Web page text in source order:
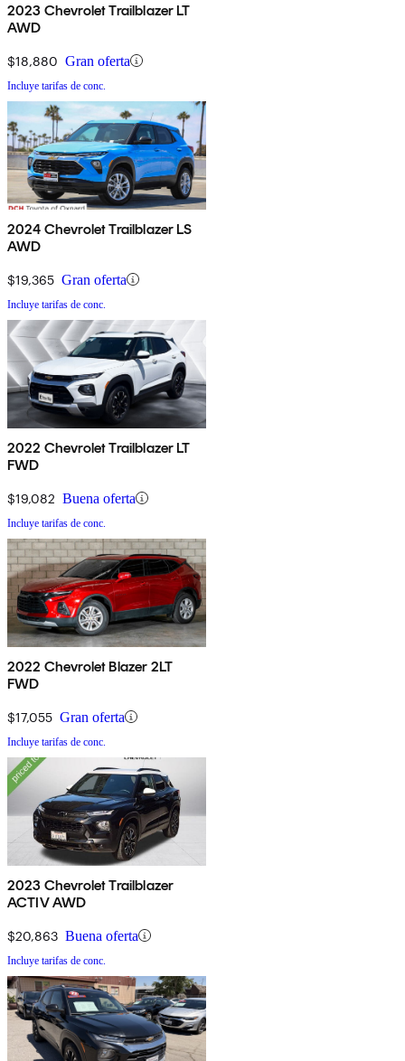
2023 Chevrolet Trailblazer LT
AWD
$18,880 Gran oferta
Incluye tarifas de conc.
2024 Chevrolet Trailblazer LS
AWD
$19,365 Gran oferta
Incluye tarifas de conc.
2022 Chevrolet Trailblazer LT
FWD
$19,082 Buena oferta
Incluye tarifas de conc.
2022 Chevrolet Blazer 2LT
FWD
$17,055 Gran oferta
Incluye tarifas de conc.
2023 Chevrolet Trailblazer
ACTIV AWD
$20,863 Buena oferta
Incluye tarifas de conc.